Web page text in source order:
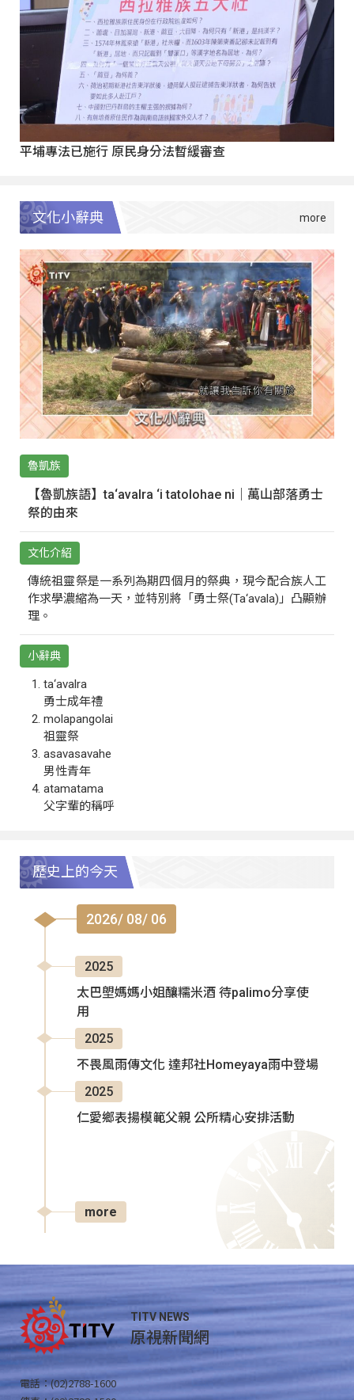
平埔專法已施行 原民身分法暫緩審查
文化小辭典
魯凱族
【魯凱族語】ta‘avalra ‘i tatolohae ni｜萬山部落勇士
祭的由來
文化介紹
傳統祖靈祭是一系列為期四個月的祭典，現今配合族人工
作求學濃縮為一天，並特別將「勇士祭(Ta‘avala)」凸顯辦
理。
小辭典
ta‘avalra
勇士成年禮
molapangolai
祖靈祭
asavasavahe
男性青年
atamatama
父字輩的稱呼
歷史上的今天
2026/ 08/ 06
2025
太巴塱媽媽小姐釀糯米酒 待palimo分享使
用
2025
不畏風雨傳文化 達邦社Homeyaya雨中登場
2025
仁愛鄉表揚模範父親 公所精心安排活動
more
TITV NEWS
原視新聞網
電話：(02)2788-1600